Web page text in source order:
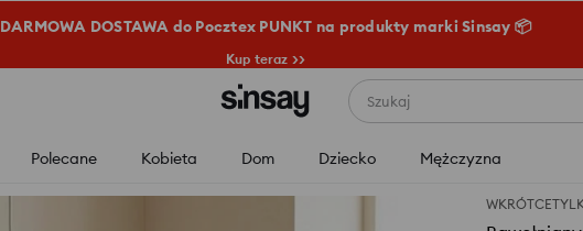
DARMOWA DOSTAWA do Pocztex PUNKT na produkty marki Sinsay 📦
Kup teraz >>
Szukaj
Polecane Kobieta Dom Dziecko Mężczyzna
WKRÓTCE